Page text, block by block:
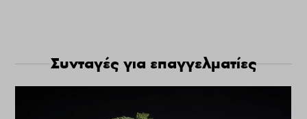
Συνταγές για επαγγελματίες